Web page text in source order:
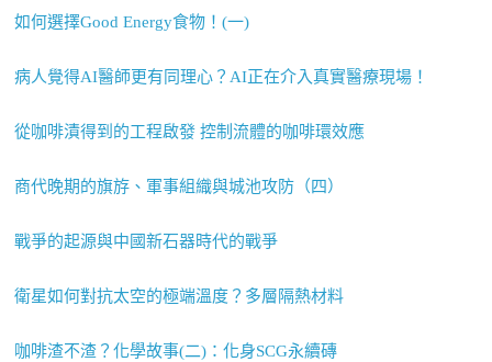
如何選擇Good Energy食物！(一)
病人覺得AI醫師更有同理心？AI正在介入真實醫療現場！
從咖啡漬得到的工程啟發 控制流體的咖啡環效應
商代晚期的旗斿、軍事組織與城池攻防（四）
戰爭的起源與中國新石器時代的戰爭
衛星如何對抗太空的極端溫度？多層隔熱材料
咖啡渣不渣？化學故事(二)：化身SCG永續磚